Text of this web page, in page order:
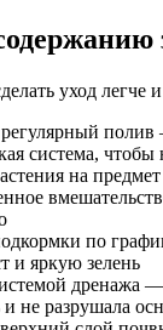
уход легче
система, чтобы
на
по
и яркую зелень
дренажа
и не разрушала